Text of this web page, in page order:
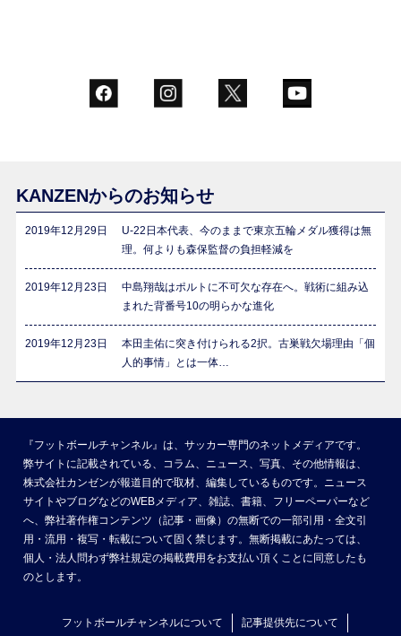
KANZENからのお知らせ
2019年12月29日
U-22日本代表、今のままで東京五輪メダル獲得は無
理。何よりも森保監督の負担軽減を
2019年12月23日
中島翔哉はポルトに不可欠な存在へ。戦術に組み込
まれた背番号10の明らかな進化
2019年12月23日
本田圭佑に突き付けられる2択。古巣戦欠場理由「個
人的事情」とは一体…
『フットボールチャンネル』は、サッカー専門のネットメディアです。
弊サイトに記載されている、コラム、ニュース、写真、その他情報は、
株式会社カンゼンが報道目的で取材、編集しているものです。ニュース
サイトやブログなどのWEBメディア、雑誌、書籍、フリーペーパーなど
へ、弊社著作権コンテンツ（記事・画像）の無断での一部引用・全文引
用・流用・複写・転載について固く禁じます。無断掲載にあたっては、
個人・法人問わず弊社規定の掲載費用をお支払い頂くことに同意したも
のとします。
フットボールチャンネルについて 記事提供先について